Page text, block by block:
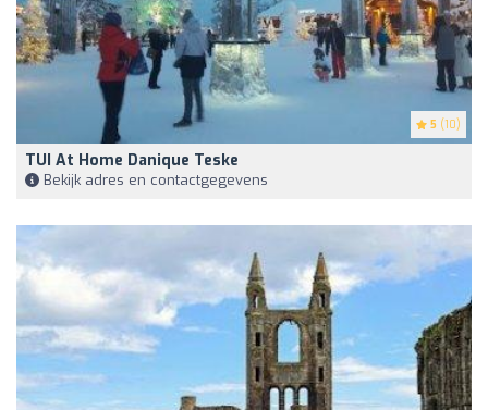
5 (10)
TUI At Home Danique Teske
Bekijk adres en contactgegevens